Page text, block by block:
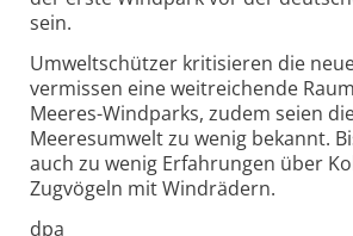
sein.
Umweltschützer kritisieren die
vermissen eine weitreichende
Meeres-Windparks, zudem seien
Meeresumwelt zu wenig bekannt.
auch zu wenig Erfahrungen über
Zugvögeln mit Windrädern.
dpa